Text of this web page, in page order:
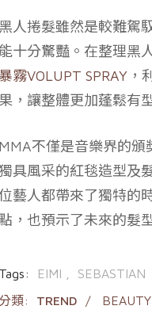
人捲髮雖然是較難駕
十分驚豔。在整理黑
霧VOLUPT SPRAY，
，讓整體更加蓬鬆有
不僅是音樂界的頒
具風采的紅毯造型及
藝人都帶來了獨特的
，也預示了未來的髮
EIMI
SEBASTIAN
類:
TREND